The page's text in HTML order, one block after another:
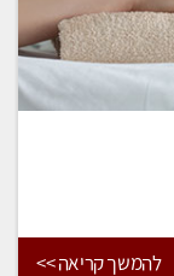
להמשך קריאה >>